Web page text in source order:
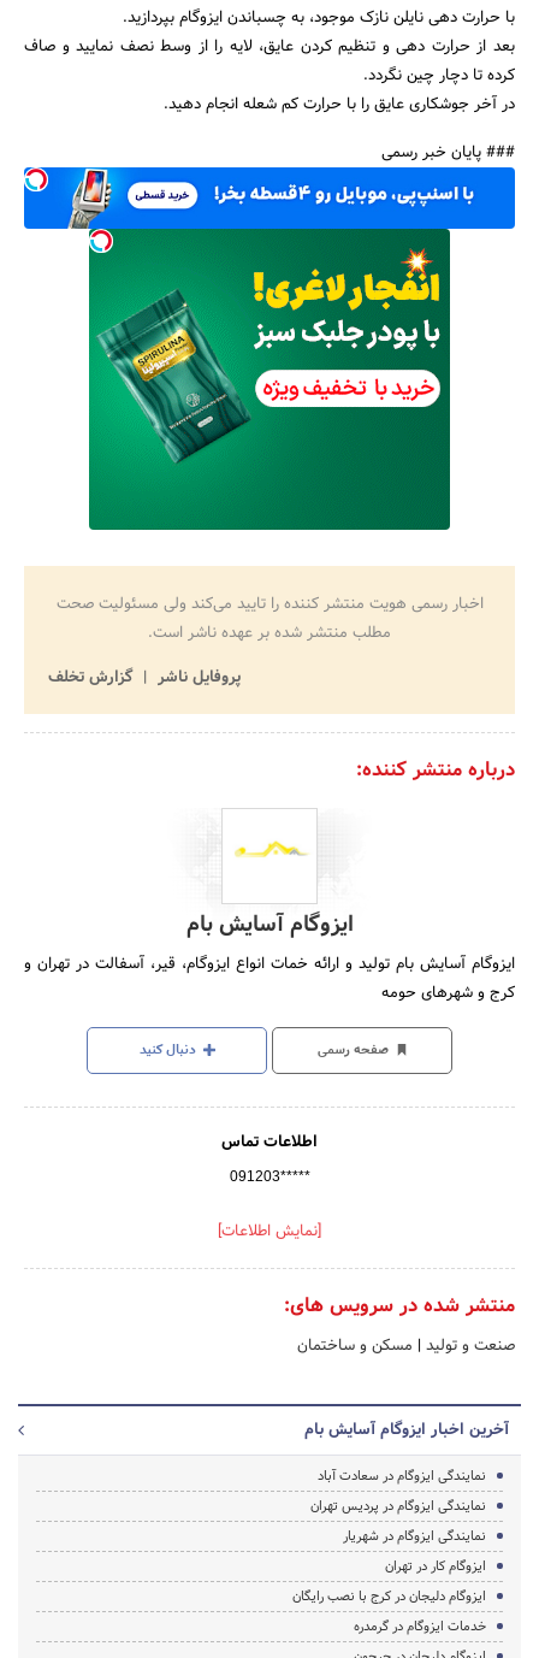
با حرارت دهی نایلن نازک موجود، به چسباندن ایزوگام بپردازید.
بعد از حرارت دهی و تنظیم کردن عایق، لایه را از وسط نصف نمایید و صاف
کرده تا دچار چین نگردد.
در آخر جوشکاری عایق را با حرارت کم شعله انجام دهید.
### پایان خبر رسمی
اخبار رسمی هویت منتشر کننده را تایید می‌کند ولی مسئولیت صحت
مطلب منتشر شده بر عهده ناشر است.
پروفایل ناشر
گزارش تخلف
درباره منتشر کننده:
ایزوگام آسایش بام
ایزوگام آسایش بام تولید و ارائه خمات انواع ایزوگام، قیر، آسفالت در تهران و
کرج و شهرهای حومه
صفحه رسمی دنبال کنید
اطلاعات تماس
091203*****
[نمایش اطلاعات]
منتشر شده در سرویس های:
صنعت و تولید | مسکن و ساختمان
آخرین اخبار ایزوگام آسایش بام
نمایندگی ایزوگام در سعادت آباد
نمایندگی ایزوگام در پردیس تهران
نمایندگی ایزوگام در شهریار
ایزوگام کار در تهران
ایزوگام دلیجان در کرج با نصب رایگان
خدمات ایزوگام در گرمدره